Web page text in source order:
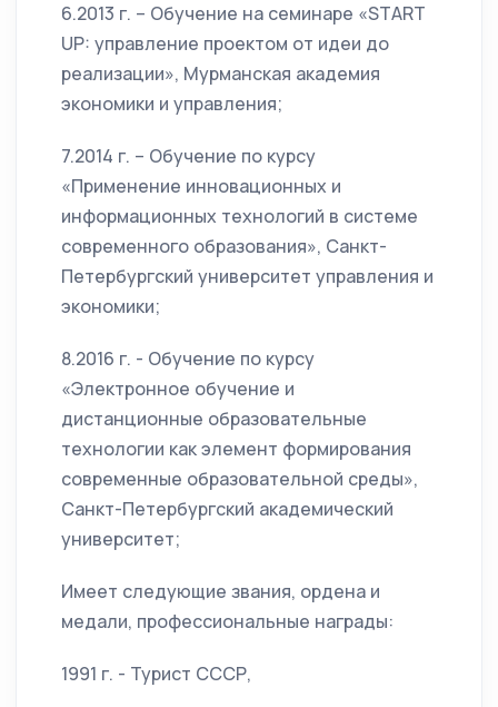
6.2013 г. – Обучение на семинаре «START
UP: управление проектом от идеи до
реализации», Мурманская академия
экономики и управления;
7.2014 г. – Обучение по курсу
«Применение инновационных и
информационных технологий в системе
современного образования», Санкт-
Петербургский университет управления и
экономики;
8.2016 г. - Обучение по курсу
«Электронное обучение и
дистанционные образовательные
технологии как элемент формирования
современные образовательной среды»,
Санкт-Петербургский академический
университет;
Имеет следующие звания, ордена и
медали, профессиональные награды:
1991 г. - Турист СССР,